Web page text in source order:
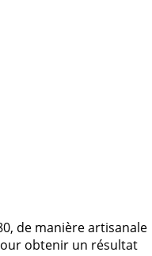
de manière artisanale
obtenir un résultat